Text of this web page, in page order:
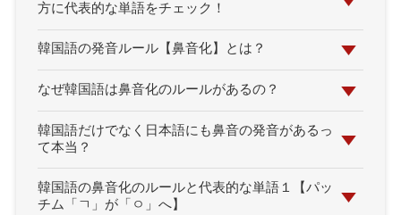
方に代表的な単語をチェック！
韓国語の発音ルール【鼻音化】とは？
なぜ韓国語は鼻音化のルールがあるの？
韓国語だけでなく日本語にも鼻音の発音があるっ
て本当？
韓国語の鼻音化のルールと代表的な単語１【パッ
チム「ㄱ」が「ㅇ」へ】